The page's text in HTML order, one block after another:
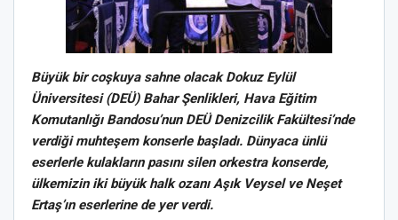
Büyük bir coşkuya sahne olacak Dokuz Eylül
Üniversitesi (DEÜ) Bahar Şenlikleri, Hava Eğitim
Komutanlığı Bandosu’nun DEÜ Denizcilik Fakültesi’nde
verdiği muhteşem konserle başladı. Dünyaca ünlü
eserlerle kulakların pasını silen orkestra konserde,
ülkemizin iki büyük halk ozanı Aşık Veysel ve Neşet
Ertaş’ın eserlerine de yer verdi.